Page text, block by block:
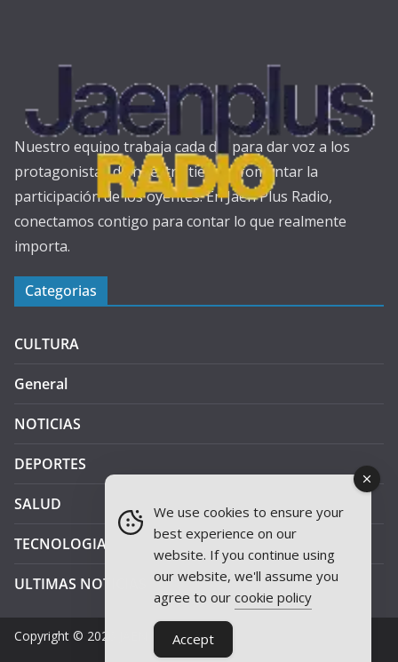
Nuestro equipo trabaja cada día para dar voz a los
protagonistas de nuestra tierra y fomentar la
participación de los oyentes. En Jaén Plus Radio,
conectamos contigo para contar lo que realmente
importa.
Categorias
CULTURA
General
NOTICIAS
DEPORTES
SALUD
TECNOLOGIA
ULTIMAS NOTICIAS
Copyright © 2026 JAEN PLUS RADIO
We use cookies to ensure your
best experience on our
website. If you continue using
our website, we'll assume you
agree to our cookie policy
Accept